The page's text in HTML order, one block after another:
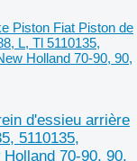
Piston Fiat Piston de
L, Tl 5110135,
Holland 70-90, 90,
d'essieu arrière
5110135,
70-90, 90,